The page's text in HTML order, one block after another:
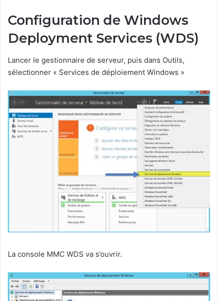
Configuration de Windows
Deployment Services (WDS)
Lancer le gestionnaire de serveur, puis dans Outils,
sélectionner « Services de déploiement Windows »
La console MMC WDS va s’ouvrir.